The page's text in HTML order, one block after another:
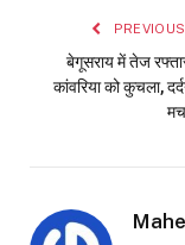
बेगूसराय में तेज
कांवरिया को कुचला,